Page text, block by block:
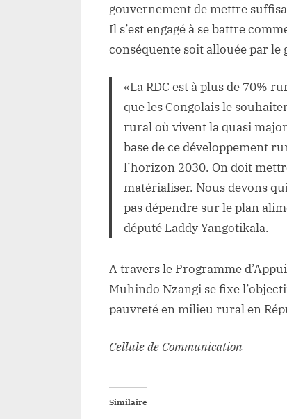
gouvernement de mettre
Il s’est engagé à se battre
conséquente soit allouée par le
«La RDC est à plus de 70%
que les Congolais le
rural où vivent la quasi
base de ce développement
l’horizon 2030. On doit
matérialiser. Nous devons
pas dépendre sur le plan
député Laddy Yangotikala.
A travers le Programme
Muhindo Nzangi se fixe
pauvreté en milieu rural en
Cellule de Communication
Similaire